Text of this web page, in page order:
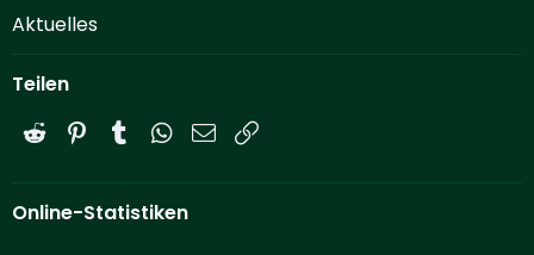
Aktuelles
Teilen
Reddit PinterestTumblrWhatsApp
E-Mail
Online-Statistiken